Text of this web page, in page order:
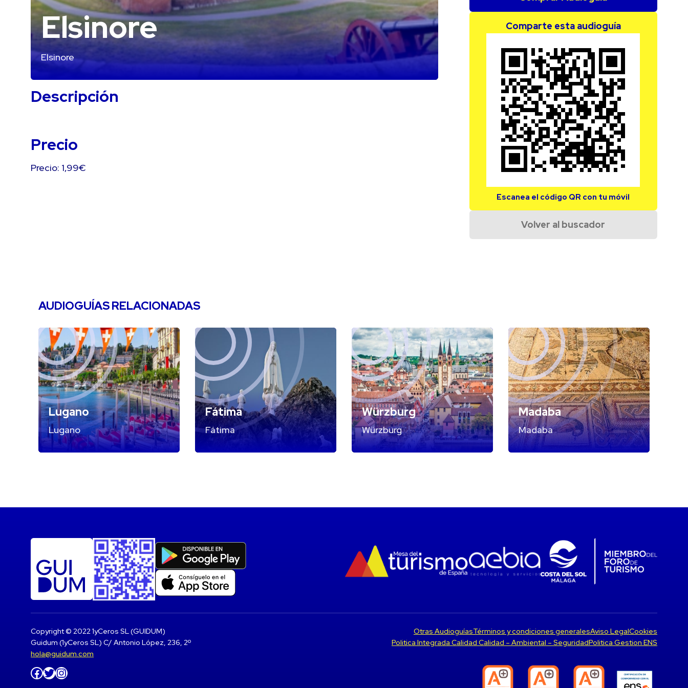
Elsinore
Elsinore
Descripción
Precio
Precio: 1,99€
Comparte esta audioguía
Escanea el código QR con tu móvil
Volver al buscador
AUDIOGUÍAS RELACIONADAS
Lugano
Lugano
Fátima
Fátima
Würzburg
Würzburg
Madaba
Madaba
Copyright © 2022 1yCeros SL (GUIDUM)
Guidum (1yCeros SL) C/ Antonio López, 236, 2º
hola@guidum.com
Facebook Twitter Instagram
Otras AudioguíasTérminos y condiciones generalesAviso LegalCookies
Politica Integrada Calidad Calidad – Ambiental – SeguridadPolitica Gestion ENS